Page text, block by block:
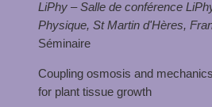
LiPhy – Salle de conférence
Physique, St Martin d'Hères,
Séminaire
Coupling osmosis and
for plant tissue growth